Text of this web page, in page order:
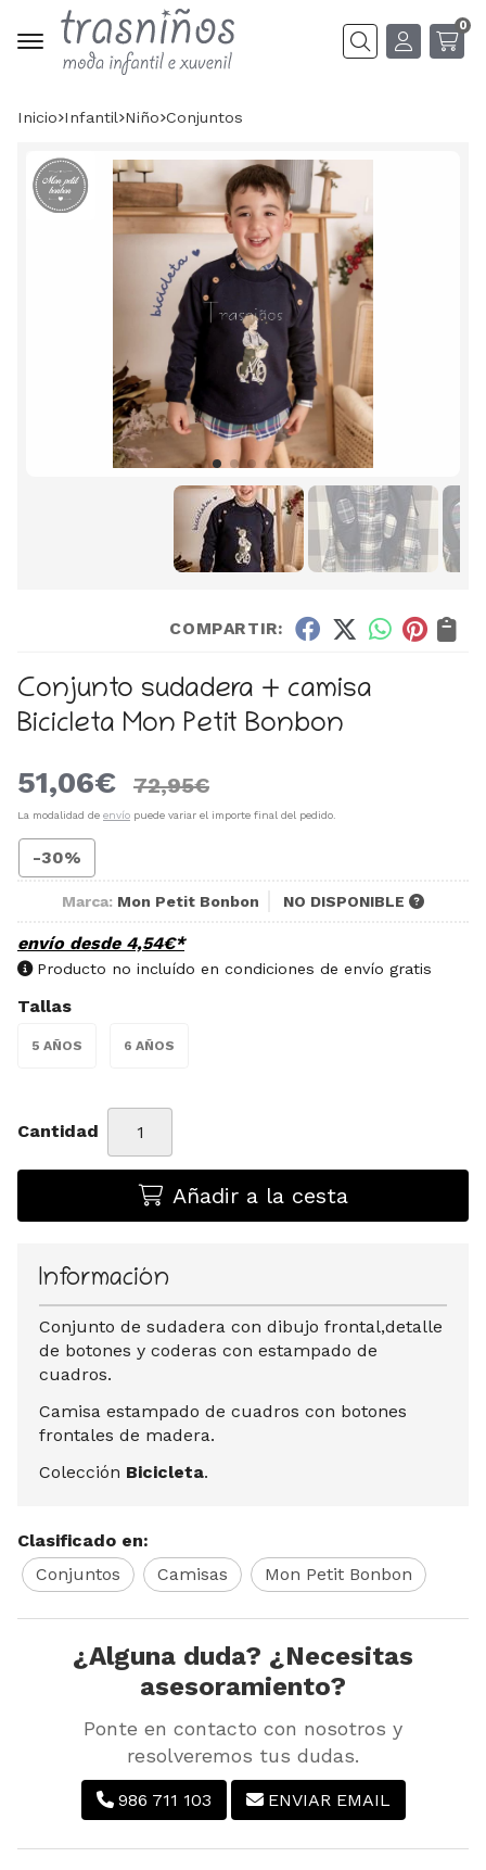
Buscar
0
Inicio infantil niño conjuntos
COMPARTIR:
Conjunto sudadera + camisa
Bicicleta Mon Petit Bonbon
51,06€ 72,95€
La modalidad de envío puede variar el importe final del pedido.
-30%
Marca: Mon Petit Bonbon NO DISPONIBLE
envío desde 4,54€*
Producto no incluído en condiciones de envío gratis
Tallas
5 AÑOS 6 AÑOS
Cantidad
Añadir a la cesta
Información
Conjunto de sudadera con dibujo frontal,detalle
de botones y coderas con estampado de
cuadros.
Camisa estampado de cuadros con botones
frontales de madera.
Colección Bicicleta.
Clasificado en:
Conjuntos
Camisas Mon Petit Bonbon
¿Alguna duda? ¿Necesitas
asesoramiento?
Ponte en contacto con nosotros y
resolveremos tus dudas.
986 711 103 ENVIAR EMAIL